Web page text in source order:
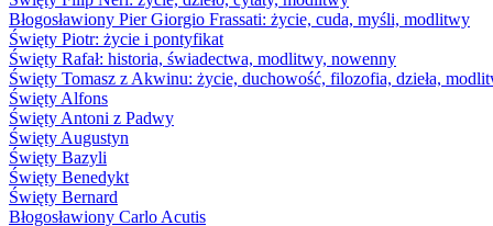
Błogosławiony Pier Giorgio Frassati: życie, cuda, myśli, modlitwy
Święty Piotr: życie i pontyfikat
Święty Rafał: historia, świadectwa, modlitwy, nowenny
Święty Tomasz z Akwinu: życie, duchowość, filozofia, dzieła,
Święty Alfons
Święty Antoni z Padwy
Święty Augustyn
Święty Bazyli
Święty Benedykt
Święty Bernard
Błogosławiony Carlo Acutis